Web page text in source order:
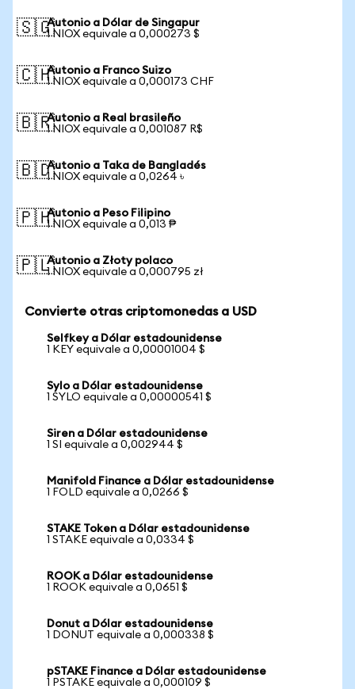
🇸🇬Autonio a Dólar de Singapur
1 NIOX equivale a 0,000273 $
🇨🇭Autonio a Franco Suizo
1 NIOX equivale a 0,000173 CHF
🇧🇷Autonio a Real brasileño
1 NIOX equivale a 0,001087 R$
🇧🇩Autonio a Taka de Bangladés
1 NIOX equivale a 0,0264 ৳
🇵🇭Autonio a Peso Filipino
1 NIOX equivale a 0,013 ₱
🇵🇱Autonio a Złoty polaco
1 NIOX equivale a 0,000795 zł
Convierte otras criptomonedas a USD
Selfkey a Dólar estadounidense
1 KEY equivale a 0,00001004 $
Sylo a Dólar estadounidense
1 SYLO equivale a 0,00000541 $
Siren a Dólar estadounidense
1 SI equivale a 0,002944 $
Manifold Finance a Dólar estadounidense
1 FOLD equivale a 0,0266 $
STAKE Token a Dólar estadounidense
1 STAKE equivale a 0,0334 $
ROOK a Dólar estadounidense
1 ROOK equivale a 0,0651 $
Donut a Dólar estadounidense
1 DONUT equivale a 0,000338 $
pSTAKE Finance a Dólar estadounidense
1 PSTAKE equivale a 0,000109 $